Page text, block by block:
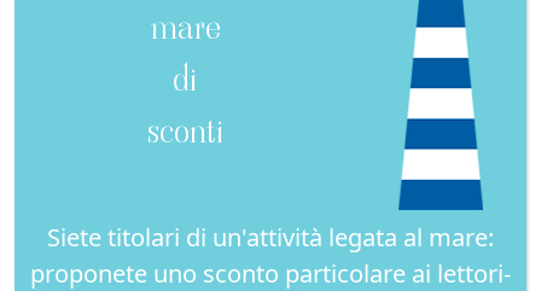
mare
di
sconti
Siete titolari di un'attività legata al mare:
proponete uno sconto particolare ai lettori-